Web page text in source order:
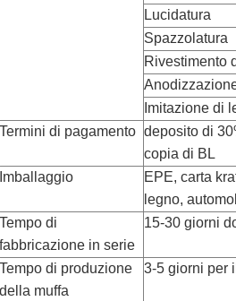
Lucidatura
Spazzolatura
Rivestimento
Imitazione di
Termini di pagamento deposito di
copia di BL
Imballaggio
EPE, carta
legno,
Tempo di
fabbricazione in serie
15-30 giorni
Tempo di produzione
della muffa
3-5 giorni per